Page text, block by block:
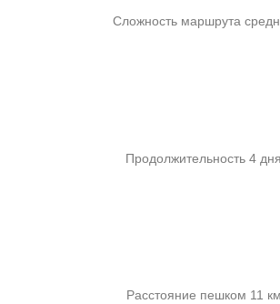
Сложность маршрута
Продолжительность 4 дня
Расстояние пешком 11 км